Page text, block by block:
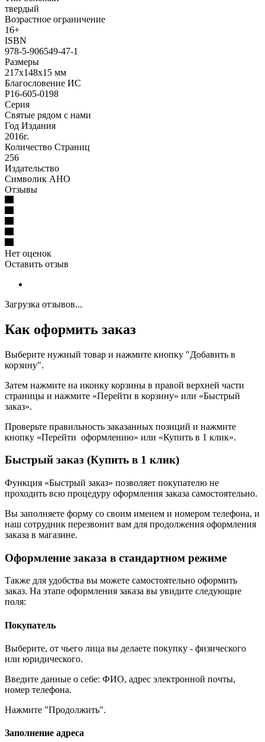
твердый
Возрастное ограничение
16+
ISBN
978-5-906549-47-1
Размеры
217х148х15 мм
Благословение ИС
Р16-605-0198
Серия
Святые рядом с нами
Год Издания
2016г.
Количество Страниц
256
Издательство
Символик АНО
Отзывы
Нет оценок
Оставить отзыв
Загрузка отзывов...
Как оформить заказ
Выберите нужный товар и нажмите кнопку "Добавить в
корзину".
Затем нажмите на иконку корзины в правой верхней части
страницы и нажмите «Перейти в корзину» или «Быстрый
заказ».
Проверьте правильность заказанных позиций и нажмите
кнопку «Перейти оформлению» или «Купить в 1 клик».
Быстрый заказ (Купить в 1 клик)
Функция «Быстрый заказ» позволяет покупателю не
проходить всю процедуру оформления заказа самостоятельно.
Вы заполняете форму со своим именем и номером телефона, и
наш сотрудник перезвонит вам для продолжения оформления
заказа в магазине.
Оформление заказа в стандартном режиме
Также для удобства вы можете самостоятельно оформить
заказ. На этапе оформления заказа вы увидите следующие
поля:
Покупатель
Выберите, от чьего лица вы делаете покупку - физического
или юридического.
Введите данные о себе: ФИО, адрес электронной почты,
номер телефона.
Нажмите "Продолжить".
Заполнение адреса